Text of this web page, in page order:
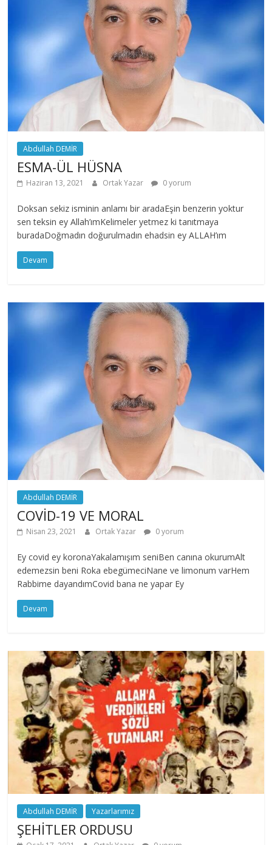
Abdullah DEMİR
ESMA-ÜL HÜSNA
Haziran 13, 2021 Ortak Yazar 0 yorum
Doksan sekiz isminin anlamı bir aradaEşin benzerin yoktur
sen teksin ey Allah’ımKelimeler yetmez ki tanıtmaya
buradaDoğmadın doğurulmadın ehadsin ey ALLAH’ım
Devam
Abdullah DEMİR
COVİD-19 VE MORAL
Nisan 23, 2021 Ortak Yazar 0 yorum
Ey covid ey koronaYakalamışım seniBen canına okurumAlt
edemezsin beni Roka ebegümeciNane ve limonum varHem
Rabbime dayandımCovid bana ne yapar Ey
Devam
Abdullah DEMİR Yazarlarımız
ŞEHİTLER ORDUSU